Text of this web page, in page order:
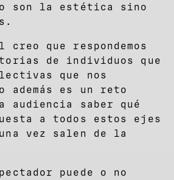
son la estética sino
creo que respondemos
de individuos que
que nos
además es un reto
audiencia saber qué
a todos estos ejes
vez salen de la
puede o no